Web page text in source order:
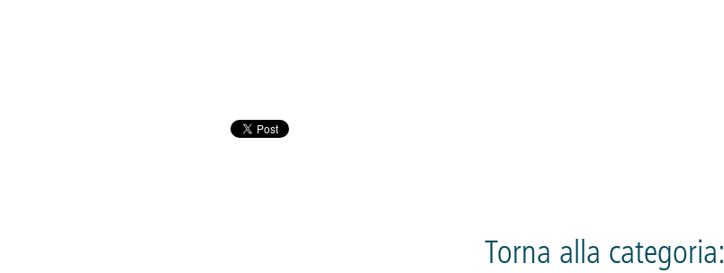
Torna alla categoria: